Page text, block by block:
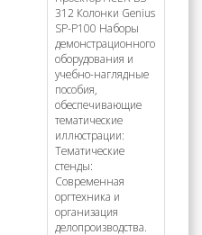
312 Колонки Genius
SP-P100 Наборы
демонстрационного
оборудования и
учебно-наглядные
пособия,
обеспечивающие
тематические
иллюстрации:
Тематические
стенды:
Современная
оргтехника и
организация
делопроизводства.